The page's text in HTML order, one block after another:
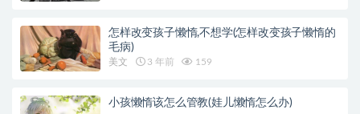
怎样改变孩子懒惰,不想学(怎样改变孩子懒惰的
毛病)
美文 3 年前 159
小孩懒惰该怎么管教(娃儿懒惰怎么办)